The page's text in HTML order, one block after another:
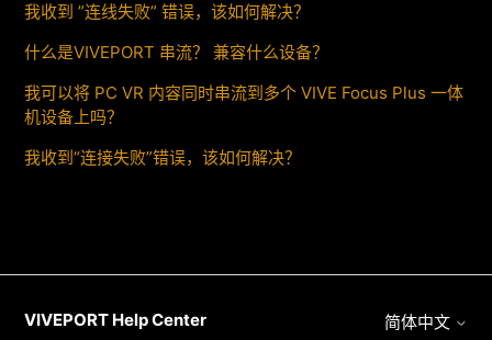
我收到 ”连线失败” 错误，该如何解决？
什么是VIVEPORT 串流？ 兼容什么设备？
我可以将 PC VR 内容同时串流到多个 VIVE Focus Plus 一体
机设备上吗？
我收到“连接失败”错误，该如何解决？
VIVEPORT Help Center 简体中文